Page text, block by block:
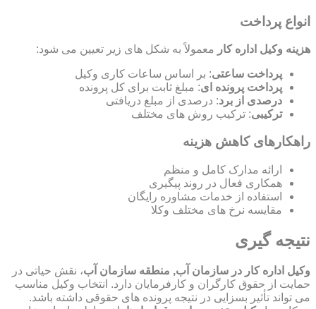
انواع پرداخت
هزینه وکیل اداره کار معمولاً به شکل های زیر تعیین می شود:
پرداخت ساعتی: بر اساس ساعات کاری وکیل
پرداخت پرونده ای: مبلغ ثابت برای کل پرونده
درصدی از برد: درصدی از مبلغ دریافتی
ترکیبی: ترکیب روش های مختلف
راهکارهای کاهش هزینه
ارائه مدارک کامل و منظم
همکاری فعال در روند پیگیری
استفاده از خدمات مشاوره رایگان
مقایسه نرخ های مختلف وکلا
نتیجه گیری
وکیل اداره کار در سازمان آب, منطقه سازمان آب، نقش حیاتی در
حمایت از حقوق کارگران و کارفرمایان دارد. انتخاب وکیل مناسب
می تواند تأثیر بسزایی در نتیجه پرونده های حقوقی داشته باشد.